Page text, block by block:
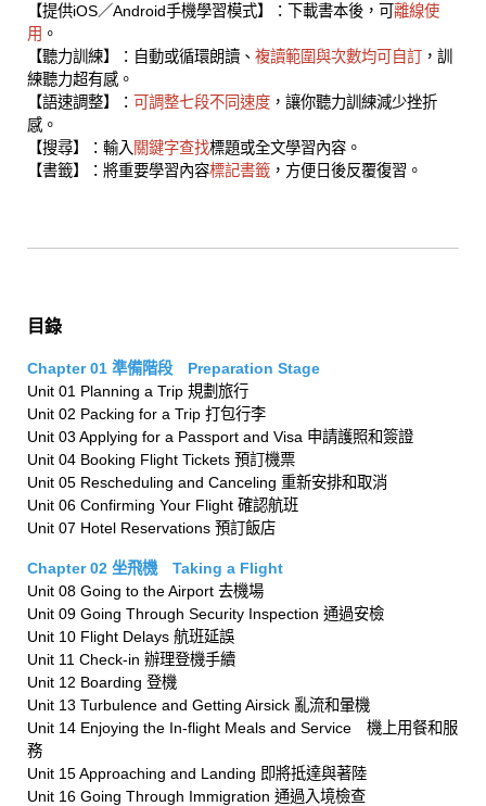
【提供iOS／Android手機學習模式】：下載書本後，可離線使
用 。
【聽力訓練】：自動或循環朗讀、 複讀範圍與次數均可自訂 ，訓
練聽力超有感。
【語速調整】： 可調整七段不同速度 ，讓你聽力訓練減少挫折
感。
【搜尋】：輸入 關鍵字查找標題或全文學習內容。
【書籤】：將重要學習內容標記書籤 ，方便日後反覆復習。
目錄
Chapter 01 準備階段 Preparation Stage
Unit 01 Planning a Trip 規劃旅行
Unit 02 Packing for a Trip 打包行李
Unit 03 Applying for a Passport and Visa 申請護照和簽證
Unit 04 Booking Flight Tickets 預訂機票
Unit 05 Rescheduling and Canceling 重新安排和取消
Unit 06 Confirming Your Flight 確認航班
Unit 07 Hotel Reservations 預訂飯店
Chapter 02 坐飛機 Taking a Flight
Unit 08 Going to the Airport 去機場
Unit 09 Going Through Security Inspection 通過安檢
Unit 10 Flight Delays 航班延誤
Unit 11 Check-in 辦理登機手續
Unit 12 Boarding 登機
Unit 13 Turbulence and Getting Airsick 亂流和暈機
Unit 14 Enjoying the In-flight Meals and Service 機上用餐和服
務
Unit 15 Approaching and Landing 即將抵達與著陸
Unit 16 Going Through Immigration 通過入境檢查